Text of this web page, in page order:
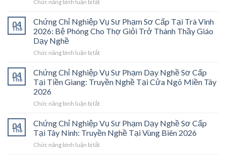
Chức năng bình luận bị tắt
Chỉ
Nghiệp
Vụ
Phạm
Cấp
Tại
Vĩnh
2026:
Cánh
Cửa
Nghề
“Thầy
04
Th6
Chứng Chỉ Nghiệp Vụ Sư Phạm Sơ Cấp Tại Trà Vinh
2026: Bệ Phóng Cho Thợ Giỏi Trở Thành Thầy Giáo
Dạy Nghề
Chức năng bình luận bị tắtở
Chỉ
Nghiệp
Vụ
Phạm
Cấp
Tại
Trà
Vinh
04
Th6
Chứng Chỉ Nghiệp Vụ Sư Phạm Dạy Nghề Sơ Cấp
Tại Tiền Giang: Truyền Nghề Tại Cửa Ngõ Miền Tây
2026
Chức năng bình luận bị tắtở
Chỉ
Nghiệp
Vụ
Sư
04
Th6
Chứng Chỉ Nghiệp Vụ Sư Phạm Dạy Nghề Sơ Cấp
Tại Tây Ninh: Truyền Nghề Tại Vùng Biên 2026
Chức năng bình luận bị tắtở